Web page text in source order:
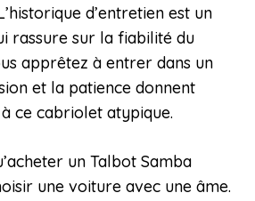
d’entretien est un
rassure sur la fiabilité du
apprêtez à entrer dans un
et la patience donnent
ce cabriolet atypique.
un Talbot Samba
une voiture avec une âme.